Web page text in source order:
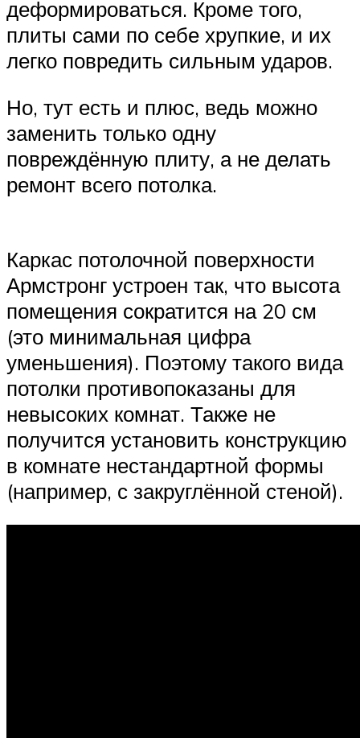
деформироваться. Кроме того,
плиты сами по себе хрупкие, и их
легко повредить сильным ударов.
Но, тут есть и плюс, ведь можно
заменить только одну
повреждённую плиту, а не делать
ремонт всего потолка.
Каркас потолочной поверхности
Армстронг устроен так, что высота
помещения сократится на 20 см
(это минимальная цифра
уменьшения). Поэтому такого вида
потолки противопоказаны для
невысоких комнат. Также не
получится установить конструкцию
в комнате нестандартной формы
(например, с закруглённой стеной).